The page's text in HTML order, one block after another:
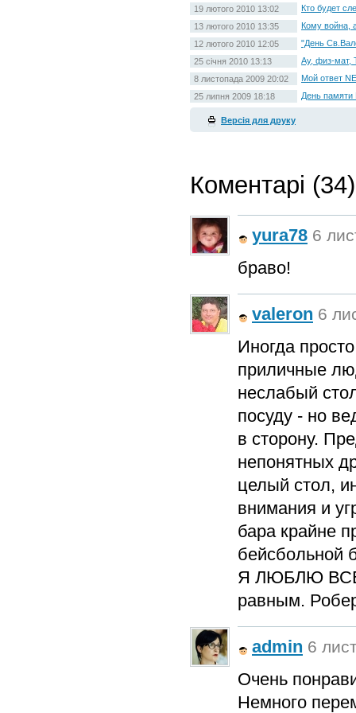
19 лютого 2010 13:02
Кто будет
13 лютого 2010 13:35
Кому война,
12 лютого 2010 12:05
"День
25 січня 2010 13:13
Ау, физ-мат,
8 листопада 2009 20:02
Мой ответ
25 липня 2009 18:18
День памяти
Версія для друку
Коментарі (34)
yura78 6
браво!
valeron 6
Иногда
приличные
неслабый
посуду - но
в сторону.
непонятных
целый стол,
внимания и
бара крайне
бейсбольной
Я ЛЮБЛЮ
равным.
admin 6
Очень
Немного